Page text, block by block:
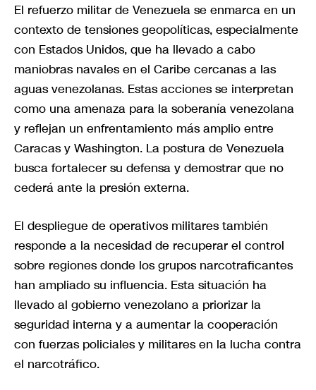
El refuerzo militar de Venezuela se enmarca en un
contexto de tensiones geopolíticas, especialmente
con Estados Unidos, que ha llevado a cabo
maniobras navales en el Caribe cercanas a las
aguas venezolanas. Estas acciones se interpretan
como una amenaza para la soberanía venezolana
y reflejan un enfrentamiento más amplio entre
Caracas y Washington. La postura de Venezuela
busca fortalecer su defensa y demostrar que no
cederá ante la presión externa.
El despliegue de operativos militares también
responde a la necesidad de recuperar el control
sobre regiones donde los grupos narcotraficantes
han ampliado su influencia. Esta situación ha
llevado al gobierno venezolano a priorizar la
seguridad interna y a aumentar la cooperación
con fuerzas policiales y militares en la lucha contra
el narcotráfico.